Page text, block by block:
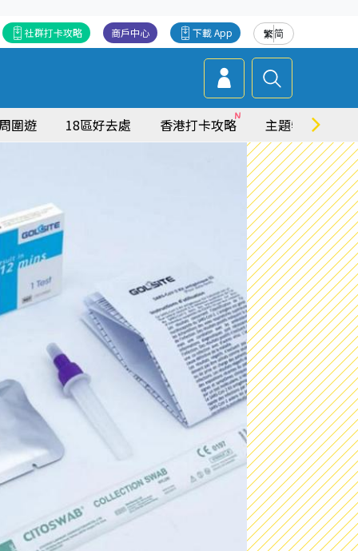
繁简
下載 App
商戶中心
社群打卡攻略
圍遊 18區好去處 香港打卡攻略 主題特集